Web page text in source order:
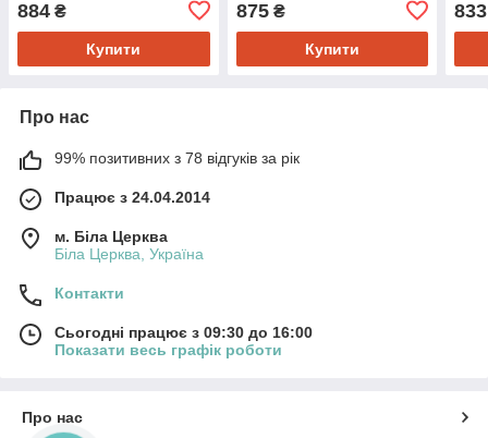
884 ₴
Купити
875₴
Купити
833
Про нас
99% позитивних з 78 відгуків за рік
Працює з 24.04.2014
м. Біла Церква
Біла Церква, Україна
Контакти
Сьогодні працює з 09:30 до 16:00
Показати весь графік роботи
Про нас